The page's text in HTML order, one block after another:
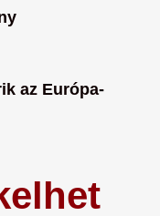
az Európa-